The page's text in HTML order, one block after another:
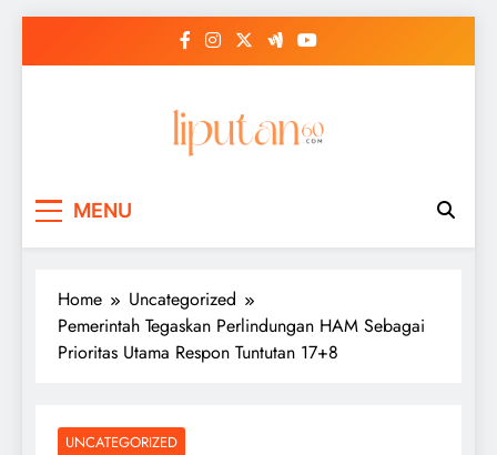
MENU
Home
Uncategorized
Pemerintah Tegaskan Perlindungan HAM Sebagai
Prioritas Utama Respon Tuntutan 17+8
UNCATEGORIZED